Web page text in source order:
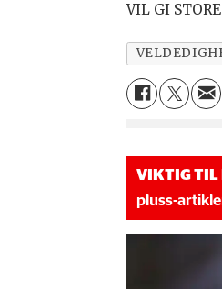
VIL GI
VIKTIG TIL
pluss-